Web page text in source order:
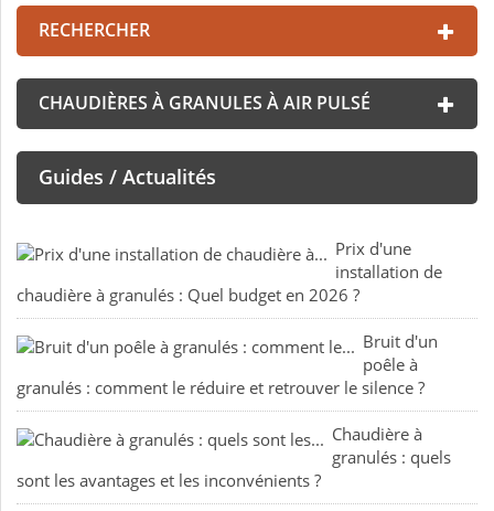
RECHERCHER
CHAUDIÈRES À GRANULES À AIR PULSÉ
Guides / Actualités
Prix d'une
installation de
chaudière à granulés : Quel budget en 2026 ?
Bruit d'un
poêle à
granulés : comment le réduire et retrouver le silence ?
Chaudière à
granulés : quels
sont les avantages et les inconvénients ?